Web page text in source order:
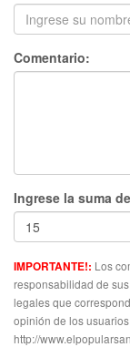
Comentario:
Ingrese la suma
IMPORTANTE!: Los
responsabilidad de
legales que
opinión de los
http://